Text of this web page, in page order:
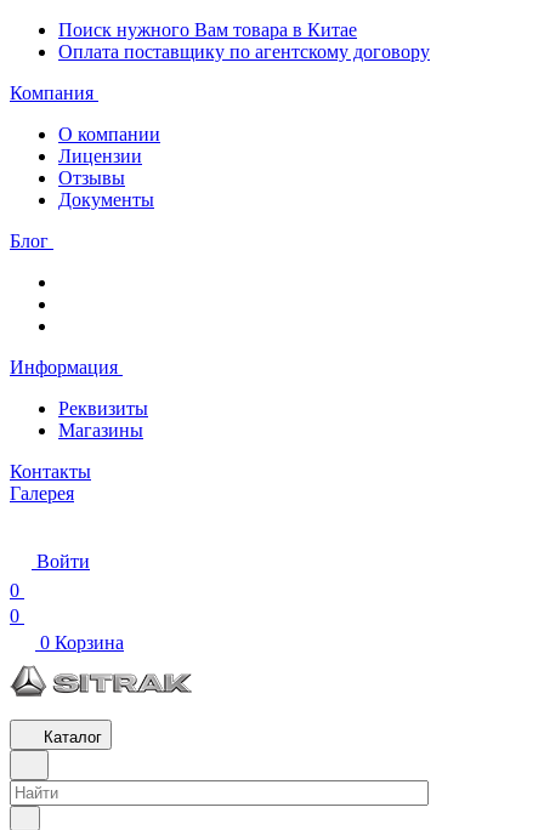
Поиск нужного Вам товара в Китае
Оплата поставщику по агентскому договору
Компания
О компании
Лицензии
Отзывы
Документы
Блог
Информация
Реквизиты
Магазины
Контакты
Галерея
Войти
0
0
0 Корзина
Каталог